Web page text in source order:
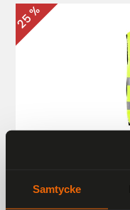
Samtycke
25 %
187 kr
249 kr